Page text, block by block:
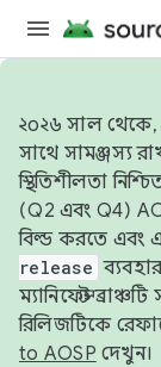
২০২৬ সাল থেকে,
সাথে সামঞ্জস্য
স্থিতিশীলতা
(Q2 এবং Q4)
বিল্ড করতে এবং
release
ম্যানিফেস্ট
রিলিজটিকে
to AOSP দেখুন।